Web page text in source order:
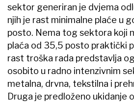
sektor generiran je dvjema
njih je rast minimalne plaće u
posto. Nema tog sektora koji
plaća od 35,5 posto praktički
rast troška rada predstavlja
osobito u radno intenzivnim
metalna, drvna, tekstilna i
Druga je predloženo ukidanje